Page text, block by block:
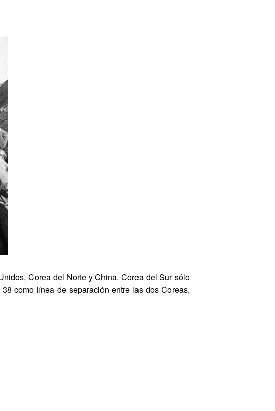
Corea del Norte y China. Corea del Sur sólo
como línea de separación entre las dos Coreas,